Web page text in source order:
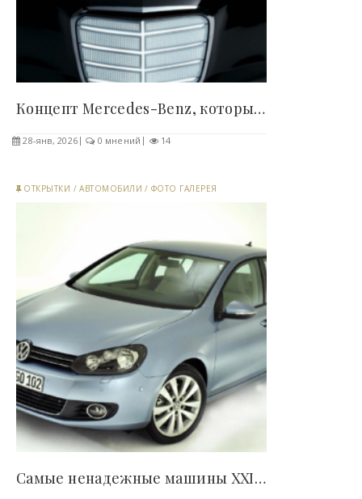
Концепт Mercedes-Benz, который заряжается от..
28-янв, 2026 0 мнений 14
ОТКРЫТКИ /АВТОМОБИЛИ / ФОТО ГАЛЕРЕЯ
Самые ненадежные машины XXI века (6 фото) -..